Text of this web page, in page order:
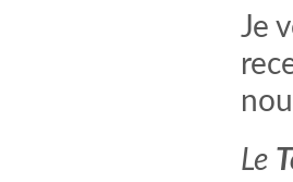
Je
Le